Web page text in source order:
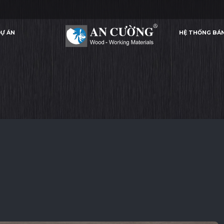
ÁN HỆ THỐNG
VENEER
BLACK OAK BLACK OAK BLACK OAK BLACK OAK